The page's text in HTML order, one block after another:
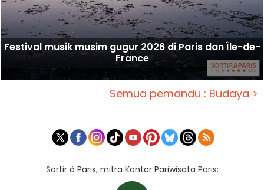
Festival musik musim gugur 2026 di Paris dan Île-de-
France
Semua pemandu : Budaya >
Sortir à Paris, mitra Kantor Pariwisata Paris: